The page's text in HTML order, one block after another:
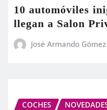
10 automóviles
llegan a Salon
José Armando Gómez
COCHES